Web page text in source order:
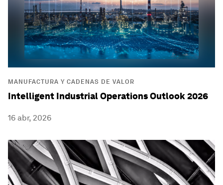
MANUFACTURA Y CADENAS DE VALOR
Intelligent Industrial Operations Outlook 2026
16 abr, 2026